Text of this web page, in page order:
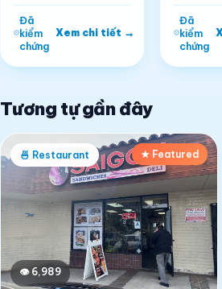
Đã
kiểm
chứng
Xem chi tiết →
Đã
kiểm
chứng
Tương tự gần đây
🍜 Restaurant ★ Featured
👁 6,989